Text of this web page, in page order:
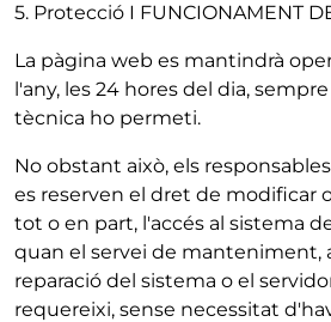
5. Protecció I FUNCIONAMENT
La pàgina web es mantindrà
l'any, les 24 hores del dia,
tècnica ho permeti.
No obstant això, els
es reserven el dret de modificar
tot o en part, l'accés al sistema
quan el servei de manteniment,
reparació del sistema o el
requereixi, sense necessitat